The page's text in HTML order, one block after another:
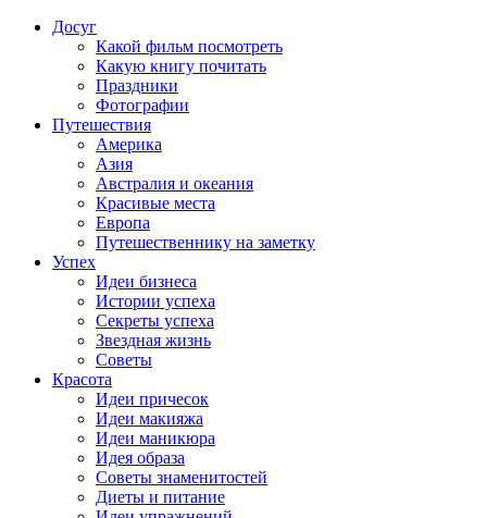
Досуг
Какой фильм посмотреть
Какую книгу почитать
Праздники
Фотографии
Путешествия
Америка
Азия
Австралия и океания
Красивые места
Европа
Путешественнику на заметку
Успех
Идеи бизнеса
Истории успеха
Секреты успеха
Звездная жизнь
Советы
Красота
Идеи причесок
Идеи макияжа
Идеи маникюра
Идея образа
Советы знаменитостей
Диеты и питание